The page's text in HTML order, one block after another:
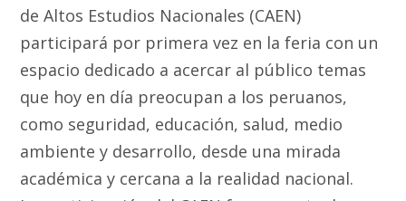
de Altos Estudios Nacionales (CAEN)
participará por primera vez en la feria con un
espacio dedicado a acercar al público temas
que hoy en día preocupan a los peruanos,
como seguridad, educación, salud, medio
ambiente y desarrollo, desde una mirada
académica y cercana a la realidad nacional.